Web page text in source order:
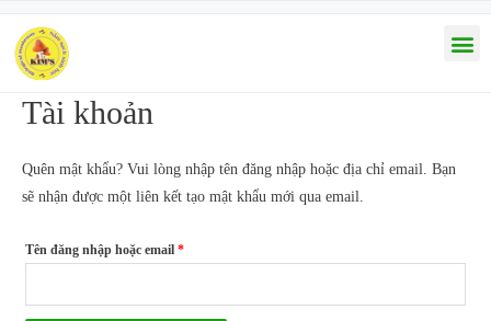
Tài khoản
Quên mật khẩu? Vui lòng nhập tên đăng nhập hoặc địa chỉ email. Bạn
sẽ nhận được một liên kết tạo mật khẩu mới qua email.
Tên đăng nhập hoặc email *